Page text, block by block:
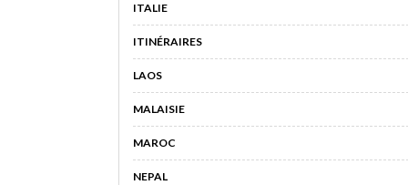
ITALIE
ITINÉRAIRES
LAOS
MALAISIE
MAROC
NEPAL